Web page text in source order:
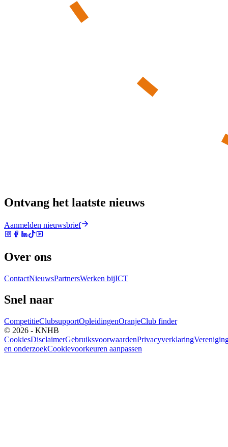
Ontvang het laatste nieuws
Aanmelden nieuwsbrief
Over ons
ContactNieuwsPartnersWerken bijICT
Snel naar
CompetitieClubsupportOpleidingenOranjeClub finder
© 2026 - KNHB
CookiesDisclaimerGebruiksvoorwaardenPrivacyverklaring
en onderzoekCookievoorkeuren aanpassen